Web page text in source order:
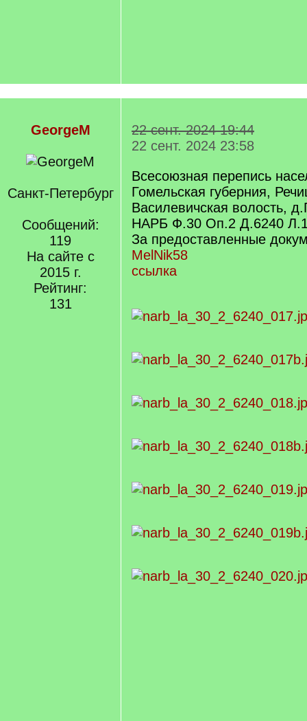
GeorgeM
Санкт-Петербург
Сообщений:
119
На сайте с
2015 г.
Рейтинг:
131
22 сент. 2024 19:44
22 сент. 2024 23:58
Всесоюзная перепись
Гомельская губерния,
Василевичская волость,
НАРБ Ф.30 Оп.2 Д.6240
За предоставленные
MelNik58
ссылка